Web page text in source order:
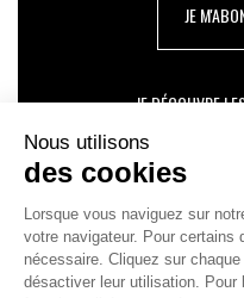
JE
JE DÉCOUVRE
Je suis déjà